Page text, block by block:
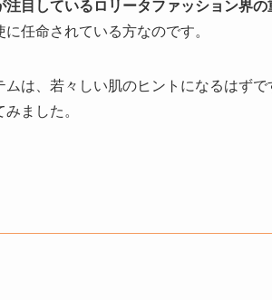
目しているロリータファッション界の
任命されている方なのです。
は、若々しい肌のヒントになるはずで
ました。